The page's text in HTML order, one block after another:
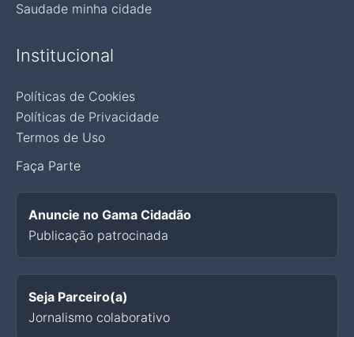
Saudade minha cidade
Institucional
Políticas de Cookies
Políticas de Privacidade
Termos de Uso
Faça Parte
Anuncie no Gama Cidadão
Publicação patrocinada
Seja Parceiro(a)
Jornalismo colaborativo